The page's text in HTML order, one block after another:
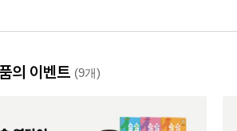
의 이벤트 (9개)